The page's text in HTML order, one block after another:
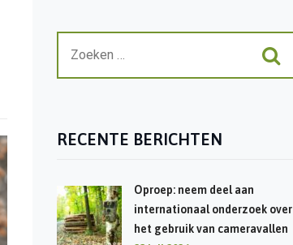
RECENTE BERICHTEN
Oproep: neem deel aan
internationaal onderzoek over
het gebruik van cameravallen